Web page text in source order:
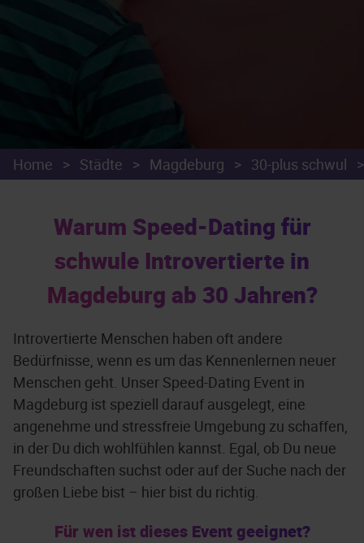
Home > Städte > Magdeburg > 30-plus schwul >
Warum Speed-Dating für
schwule Introvertierte in
Magdeburg ab 30 Jahren?
Introvertierte Menschen haben oft andere
Bedürfnisse, wenn es um das Kennenlernen neuer
Menschen geht. Unser Speed-Dating Event in
Magdeburg ist speziell darauf ausgelegt, eine
angenehme und stressfreie Umgebung zu schaffen,
in der Du dich wohlfühlen kannst. Egal, ob Du neue
Freundschaften suchst oder auf der Suche nach der
großen Liebe bist – hier bist du richtig.
Für wen ist dieses Event geeignet?